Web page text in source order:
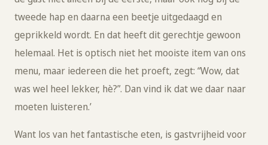
tweede hap en daarna een beetje uitgedaagd en
geprikkeld wordt. En dat heeft dit gerechtje gewoon
helemaal. Het is optisch niet het mooiste item van ons
menu, maar iedereen die het proeft, zegt: “Wow, dat
was wel heel lekker, hè?”. Dan vind ik dat we daar naar
moeten luisteren.’
Want los van het fantastische eten, is gastvrijheid voor